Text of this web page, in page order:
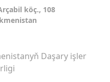
köç., 108
Daşary işler